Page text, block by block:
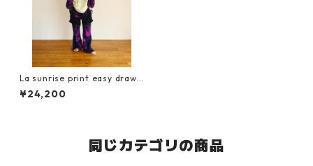
La sunrise print easy drawc
ord pants
¥24,200
同じカテゴリの商品